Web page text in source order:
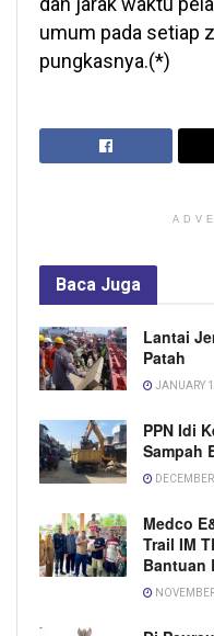
umum pada setiap
pungkasnya.(*)
Baca Juga
Lantai
Patah
JANUARY
PPN Idi
Sampah
Medco
Trail IM
Bantuan